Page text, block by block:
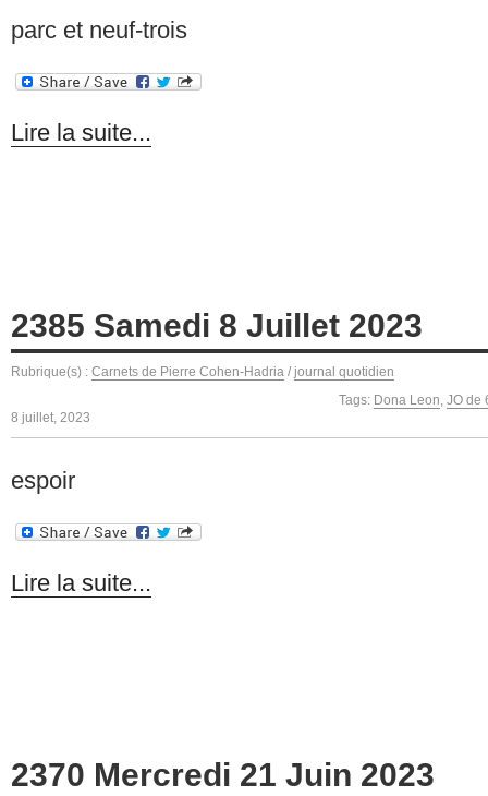
parc et neuf-trois
Lire la suite...
2385 Samedi 8 Juillet 2023
Rubrique(s) : Carnets de Pierre Cohen-Hadria / journal quotidien
Tags: Dona Leon JO de
8 juillet, 2023
espoir
Lire la suite...
2370 Mercredi 21 Juin 2023